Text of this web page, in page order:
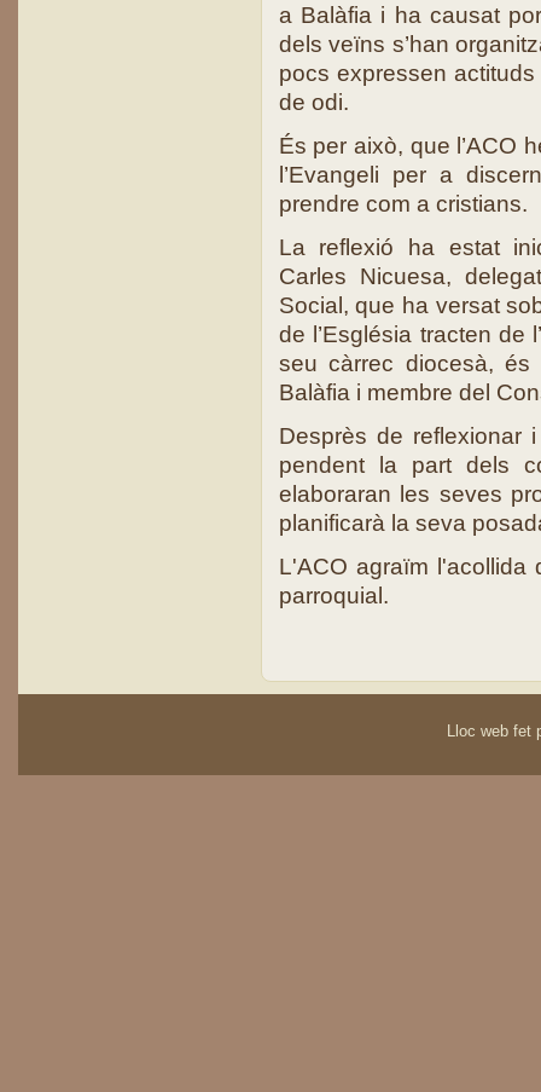
a Balàfia i ha causat
dels veïns s’han
pocs expressen
de odi.
És per això, que l’ACO
l’Evangeli per a
prendre com a cristians.
La reflexió ha estat
Carles Nicuesa,
Social, que ha versat
de l’Església tracten de
seu càrrec diocesà, és
Balàfia i membre del
Desprès de reflexionar
pendent la part dels
elaboraran les seves
planificarà la seva
L'ACO agraïm l'acollida
parroquial.
Lloc web fet